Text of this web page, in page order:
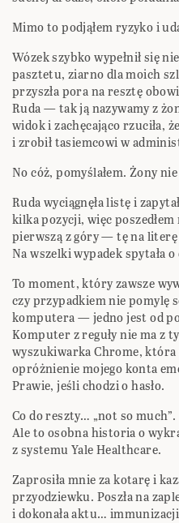
Mimo to podjąłem ryzyko i
Wózek szybko wypełnił się
pasztetu, ziarno dla moich
przyszła pora na resztę
Ruda — tak ją nazywamy z
widok i zachęcająco rzuciła,
i zrobił tasiemcowi w
No cóż, pomyślałem. Żony
Ruda wyciągnęła listę i
kilka pozycji, więc poszedłem
pierwszą z góry — tę na literę
Na wszelki wypadek spytała
To moment, który zawsze
czy przypadkiem nie pomylę
komputera — jedno jest od
Komputer z reguły nie ma z
wyszukiwarka Chrome,
opróżnienie mojego konta
Prawie, jeśli chodzi o hasło.
Co do reszty… „not so much”.
Ale to osobna historia o
z systemu Yale Healthcare.
Zaprosiła mnie za kotarę i
przyodziewku. Poszła na
i dokonała aktu…